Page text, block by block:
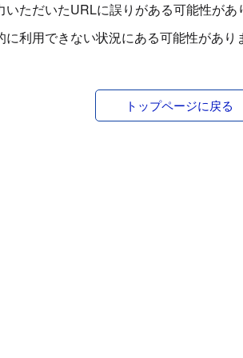
いただいたURLに誤りがある可能性があ
に利用できない状況にある可能性があり
トップページに戻る